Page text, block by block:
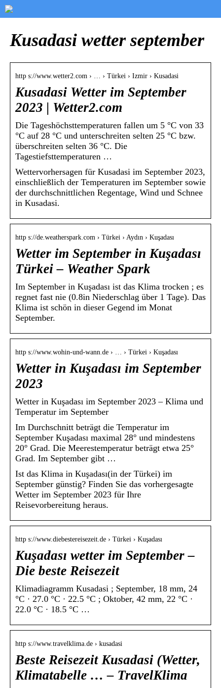
Kusadasi wetter september
http s://www.wetter2.com › … › Türkei › Izmir › Kusadasi
Kusadasi Wetter im September
2023 | Wetter2.com
Die Tageshöchsttemperaturen fallen um 5 °C von 33
°C auf 28 °C und unterschreiten selten 25 °C bzw.
überschreiten selten 36 °C. Die
Tagestiefsttemperaturen …
Wettervorhersagen für Kusadasi im September 2023,
einschließlich der Temperaturen im September sowie
der durchschnittlichen Regentage, Wind und Schnee
in Kusadasi.
http s://de.weatherspark.com › Türkei › Aydın › Kuşadası
Wetter im September in Kuşadası
Türkei – Weather Spark
Im September in Kuşadası ist das Klima trocken ; es
regnet fast nie (0.8in Niederschlag über 1 Tage). Das
Klima ist schön in dieser Gegend im Monat
September.
http s://www.wohin-und-wann.de › … › Türkei › Kuşadası
Wetter in Kuşadası im September
2023
Wetter in Kuşadası im September 2023 – Klima und
Temperatur im September
Im Durchschnitt beträgt die Temperatur im
September Kuşadası maximal 28° und mindestens
20° Grad. Die Meerestemperatur beträgt etwa 25°
Grad. Im September gibt …
Ist das Klima in Kuşadası(in der Türkei) im
September günstig? Finden Sie das vorhergesagte
Wetter im September 2023 für Ihre
Reisevorbereitung heraus.
http s://www.diebestereisezeit.de › Türkei › Kuşadası
Kuşadası wetter im September –
Die beste Reisezeit
Klimadiagramm Kusadasi ; September, 18 mm, 24
°C · 27.0 °C · 22.5 °C ; Oktober, 42 mm, 22 °C ·
22.0 °C · 18.5 °C …
http s://www.travelklima.de › kusadasi
Beste Reisezeit Kusadasi (Wetter,
Klimatabelle … – TravelKlima